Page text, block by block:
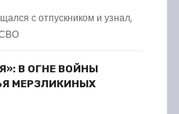
с отпускником и узнал,
СВО
В ОГНЕ ВОЙНЫ
МЕРЗЛИКИНЫХ